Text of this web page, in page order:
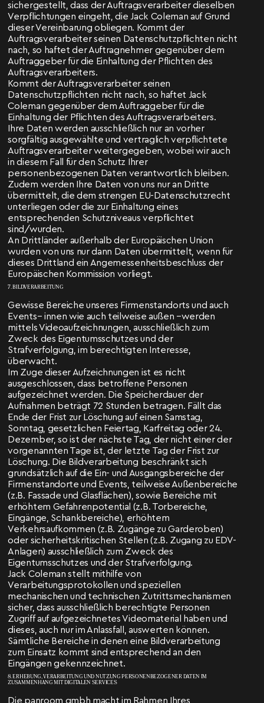
sichergestellt, dass der Auftragsverarbeiter dieselben
Verpflichtungen eingeht, die Jack Coleman auf Grund
dieser Vereinbarung obliegen. Kommt der
Auftragsverarbeiter seinen Datenschutzpflichten nicht
nach, so haftet der Auftragnehmer gegenüber dem
Auftraggeber für die Einhaltung der Pflichten des
Auftragsverarbeiters.
Kommt der Auftragsverarbeiter seinen
Datenschutzpflichten nicht nach, so haftet Jack
Coleman gegenüber dem Auftraggeber für die
Einhaltung der Pflichten des Auftragsverarbeiters.
Ihre Daten werden ausschließlich nur an vorher
sorgfältig ausgewählte und vertraglich verpflichtete
Auftragsverarbeiter weitergegeben, wobei wir auch
in diesem Fall für den Schutz Ihrer
personenbezogenen Daten verantwortlich bleiben.
Zudem werden Ihre Daten von uns nur an Dritte
übermittelt, die dem strengen EU-Datenschutzrecht
unterliegen oder die zur Einhaltung eines
entsprechenden Schutzniveaus verpflichtet
sind/wurden.
An Drittländer außerhalb der Europäischen Union
wurden von uns nur dann Daten übermittelt, wenn für
dieses Drittland ein Angemessenheitsbeschluss der
Europäischen Kommission vorliegt.
7. BILDVERARBEITUNG
Gewisse Bereiche unseres Firmenstandorts und auch
Events– innen wie auch teilweise außen –werden
mittels Videoaufzeichnungen, ausschließlich zum
Zweck des Eigentumsschutzes und der
Strafverfolgung, im berechtigten Interesse,
überwacht.
Im Zuge dieser Aufzeichnungen ist es nicht
ausgeschlossen, dass betroffene Personen
aufgezeichnet werden. Die Speicherdauer der
Aufnahmen beträgt 72 Stunden betragen. Fällt das
Ende der Frist zur Löschung auf einen Samstag,
Sonntag, gesetzlichen Feiertag, Karfreitag oder 24.
Dezember, so ist der nächste Tag, der nicht einer der
vorgenannten Tage ist, der letzte Tag der Frist zur
Löschung. Die Bildverarbeitung beschränkt sich
grundsätzlich auf die Ein- und Ausgangsbereiche der
Firmenstandorte und Events, teilweise Außenbereiche
(z.B. Fassade und Glasflächen), sowie Bereiche mit
erhöhtem Gefahrenpotential (z.B. Torbereiche,
Eingänge, Schankbereiche), erhöhtem
Verkehrsaufkommen (z.B. Zugänge zu Garderoben)
oder sicherheitskritischen Stellen (z.B. Zugang zu EDV-
Anlagen) ausschließlich zum Zweck des
Eigentumsschutzes und der Strafverfolgung.
Jack Coleman stellt mithilfe von
Verarbeitungsprotokollen und speziellen
mechanischen und technischen Zutrittsmechanismen
sicher, dass ausschließlich berechtigte Personen
Zugriff auf aufgezeichnetes Videomaterial haben und
dieses, auch nur im Anlassfall, auswerten können.
Sämtliche Bereiche in denen eine Bildverarbeitung
zum Einsatz kommt sind entsprechend an den
Eingängen gekennzeichnet.
8. ERHEBUNG, VERARBEITUNG UND NUTZUNG PERSONENBEZOGENER DATEN IM
ZUSAMMENHANG MIT DIGITALEN SERVICES
Die panroom gmbh macht im Rahmen Ihres